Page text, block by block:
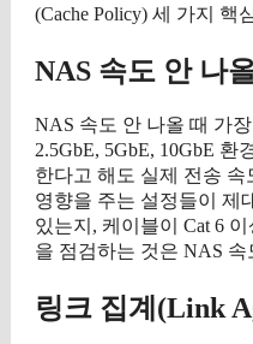
(Cache Policy) 세 가지
NAS 속도 안 나
NAS 속도 안 나올 때 가
2.5GbE, 5GbE, 10GbE
한다고 해도 실제 전송
영향을 주는 설정들이 제
있는지, 케이블이 Cat 6
을 점검하는 것은 NAS
링크 집계(Link